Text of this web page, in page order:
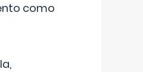
como